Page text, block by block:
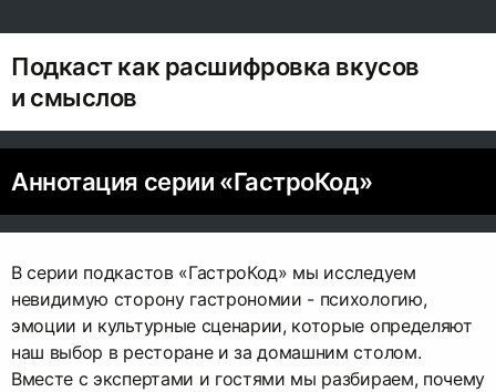
Подкаст как расшифровка вкусов
и смыслов
Аннотация серии «ГастроКод»
В серии подкастов «ГастроКод» мы исследуем
невидимую сторону гастрономии - психологию,
эмоции и культурные сценарии, которые определяют
наш выбор в ресторане и за домашним столом.
Вместе с экспертами и гостями мы разбираем, почему